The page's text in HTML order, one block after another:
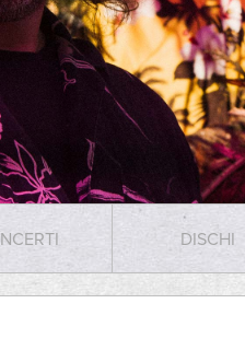
DISCHI